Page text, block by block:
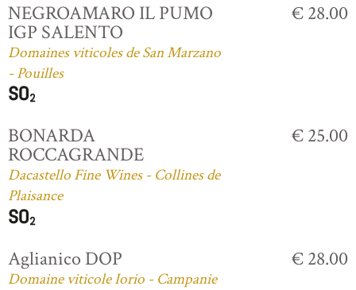
NEGROAMARO IL PUMO
IGP SALENTO
Domaines viticoles de San Marzano
- Pouilles
€ 28.00
BONARDA
ROCCAGRANDE
Dacastello Fine Wines - Collines de
Plaisance
€ 25.00
Aglianico DOP
Domaine viticole Iorio - Campanie
€ 28.00